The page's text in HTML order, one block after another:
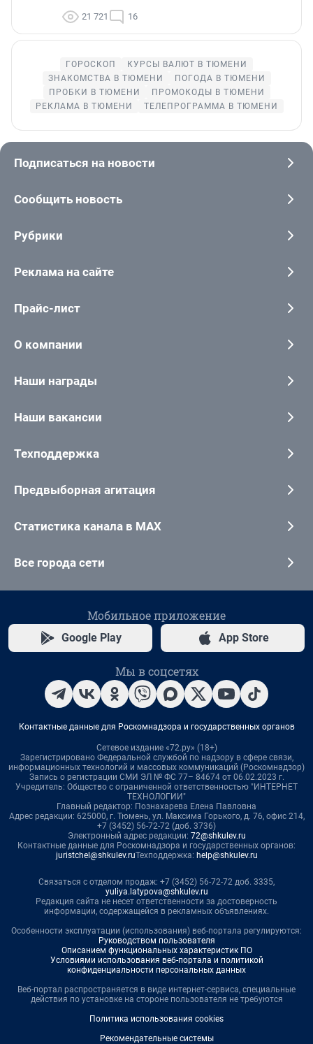
21 721 16
ГОРОСКОП
КУРСЫ ВАЛЮТ В ТЮМЕНИ
ЗНАКОМСТВА В ТЮМЕНИ
ПОГОДА В ТЮМЕНИ
ПРОБКИ В ТЮМЕНИ
ПРОМОКОДЫ В ТЮМЕНИ
РЕКЛАМА В ТЮМЕНИ
ТЕЛЕПРОГРАММА В ТЮМЕНИ
Подписаться на новости
Сообщить новость
Рубрики
Реклама на сайте
Прайс-лист
О компании
Наши награды
Наши вакансии
Техподдержка
Предвыборная агитация
Статистика канала в MAX
Все города сети
Мобильное приложение
Google Play App Store
Мы в соцсетях
Контактные данные для Роскомнадзора и государственных органов
Сетевое издание «72.ру» (18+)
Зарегистрировано Федеральной службой по надзору в сфере связи,
информационных технологий и массовых коммуникаций (Роскомнадзор)
Запись о регистрации СМИ ЭЛ № ФС 77– 84674 от 06.02.2023 г.
Учредитель: Общество с ограниченной ответственностью "ИНТЕРНЕТ
ТЕХНОЛОГИИ"
Главный редактор: Познахарева Елена Павловна
Адрес редакции: 625000, г. Тюмень, ул. Максима Горького, д. 76, офис 214,
+7 (3452) 56-72-72 (доб. 3736)
Электронный адрес редакции: 72@shkulev.ru
Контактные данные для Роскомнадзора и государственных органов:
juristchel@shkulev.ruТехподдержка: help@shkulev.ru
Связаться с отделом продаж: +7 (3452) 56-72-72 доб. 3335,
yuliya.latypova@shkulev.ru
Редакция сайта не несет ответственности за достоверность
информации, содержащейся в рекламных объявлениях.
Особенности эксплуатации (использования) веб-портала регулируются:
Руководством пользователя
Описанием функциональных характеристик ПО
Условиями использования веб-портала и политикой
конфиденциальности персональных данных
Веб-портал распространяется в виде интернет-сервиса, специальные
действия по установке на стороне пользователя не требуются
Политика использования cookies
Рекомендательные системы